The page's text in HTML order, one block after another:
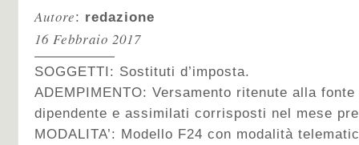
Autore: redazione
16 Febbraio 2017
SOGGETTI: Sostituti d’imposta.
ADEMPIMENTO: Versamento ritenute alla
dipendente e assimilati corrisposti nel mese
MODALITA’: Modello F24 con modalità